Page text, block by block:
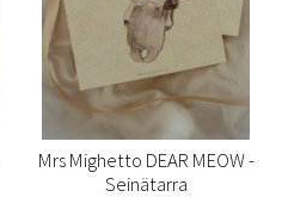
Mrs Mighetto DEAR MEOW -
Seinätarra